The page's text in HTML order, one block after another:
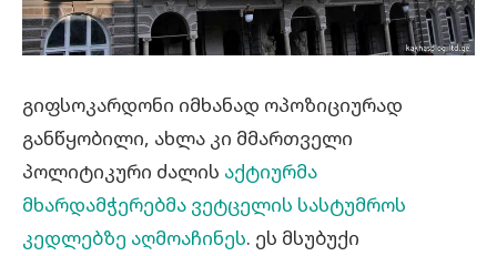
გიფსოკარდონი იმხანად ოპოზიციურად
განწყობილი, ახლა კი მმართველი
პოლიტიკური ძალის აქტიურმა
მხარდამჭერებმა ვეტცელის სასტუმროს
კედლებზე აღმოაჩინეს. ეს მსუბუქი